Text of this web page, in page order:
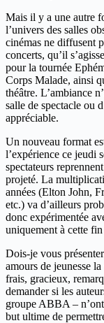
Mais il y a une autre
l’univers des salles
cinémas ne diffusent
concerts, qu’il
pour la tournée
Corps Malade, ainsi
théâtre. L’ambiance
salle de spectacle ou
appréciable.
Un nouveau format
l’expérience ce jeudi
spectateurs
projeté. La
années (Elton John,
etc.) va d’ailleurs
donc expérimentée
uniquement à cette
Dois-je vous
amours de jeunesse
frais, gracieux,
demander si les
groupe ABBA –
but ultime de